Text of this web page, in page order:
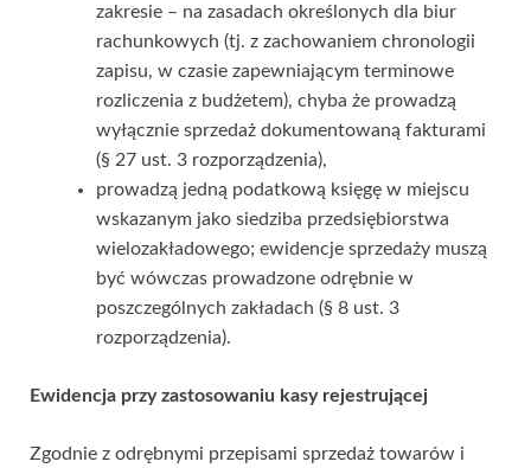
zakresie – na zasadach określonych dla biur
rachunkowych (tj. z zachowaniem chronologii
zapisu, w czasie zapewniającym terminowe
rozliczenia z budżetem), chyba że prowadzą
wyłącznie sprzedaż dokumentowaną fakturami
(§ 27 ust. 3 rozporządzenia),
prowadzą jedną podatkową księgę w miejscu
wskazanym jako siedziba przedsiębiorstwa
wielozakładowego; ewidencje sprzedaży muszą
być wówczas prowadzone odrębnie w
poszczególnych zakładach (§ 8 ust. 3
rozporządzenia).
Ewidencja przy zastosowaniu kasy rejestrującej
Zgodnie z odrębnymi przepisami sprzedaż towarów i